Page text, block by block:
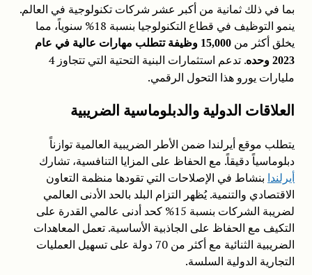
بما في ذلك ثمانية من أكبر عشر شركات تكنولوجية في العالم.
ينمو التوظيف في قطاع التكنولوجيا بنسبة 18% سنوياً، مما
يخلق أكثر من
15,000 وظيفة تتطلب مهارات عالية في عام
2023 وحده
. تدعم استثمارات البنية التحتية التي تتجاوز 4
مليارات يورو هذا التحول الرقمي.
العلاقات الدولية والدبلوماسية الضريبية
يتطلب موقع أيرلندا ضمن الأطر الضريبية العالمية توازناً
دبلوماسياً دقيقاً. مع الحفاظ على المزايا التنافسية، تشارك
أيرلندا بنشاط في الإصلاحات التي تقودها منظمة التعاون
الاقتصادي والتنمية. يُظهر التزام البلد بالحد الأدنى العالمي
لضريبة الشركات بنسبة 15% كحد أدنى عالمي القدرة على
التكيف مع الحفاظ على الجاذبية الأساسية. تعمل المعاهدات
الضريبية الثنائية مع أكثر من 70 دولة على تسهيل العمليات
التجارية الدولية السلسة.